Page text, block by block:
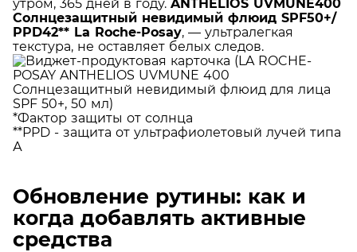
утром, 365 дней в году. ANTHELIOS UVMUNE400
Солнцезащитный невидимый флюид SPF50+/
PPD42** La Roche-Posay, — ультралегкая
текстура, не оставляет белых следов.
*Фактор защиты от солнца
**PPD - защита от ультрафиолетовый лучей типа
А
Обновление рутины: как и
когда добавлять активные
средства